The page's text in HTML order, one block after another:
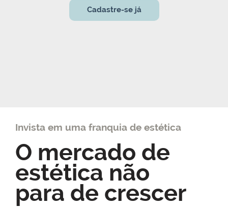
Cadastre-se já
Invista em uma franquia de estética
O mercado de
estética não
para de crescer